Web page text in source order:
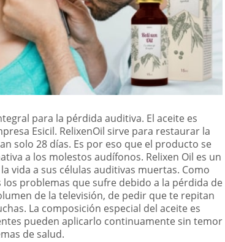
para la pérdida auditiva. El aceite es
Esicil. RelixenOil sirve para restaurar la
solo 28 días. Es por eso que el producto se
a los molestos audífonos. Relixen Oil es un
vida a sus células auditivas muertas. Como
problemas que sufre debido a la pérdida de
de la televisión, de pedir que te repitan
La composición especial del aceite es
pueden aplicarlo continuamente sin temor
de salud.